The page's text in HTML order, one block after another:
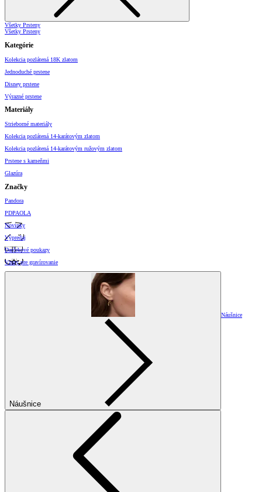
Všetky Prsteny
Všetky Prsteny
Kategórie
Kolekcia pozlátená 18K zlatom
Jednoduché prstene
Disney prstene
Výrazné prstene
Materiály
Strieborné materiály
Kolekcia pozlátená 14-karátovým zlatom
Kolekcia pozlátená 14-karátovým ružovým zlatom
Prstene s kameňmi
Glazúra
Značky
Pandora
PDPAOLA
Novinky
Výpredaj
Darčekové poukazy
Vzory pre gravírovanie
Náušnice
Náušnice